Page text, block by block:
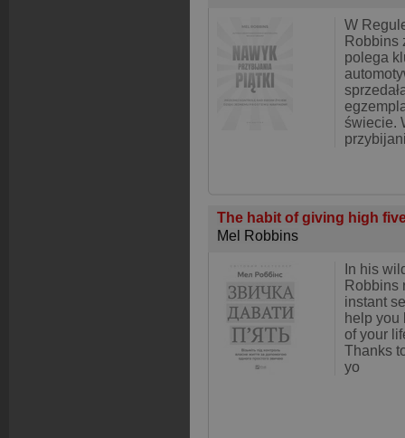
W
Robbins
polega
świecie.
The habit of giving high
Mel Robbins
In his
Robbins
instant
help you
of your
Thanks
yo